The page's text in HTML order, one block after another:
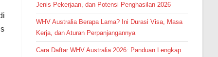
Jenis Pekerjaan, dan Potensi Penghasilan 2026
WHV Australia Berapa Lama? Ini Durasi Visa, Masa
Kerja, dan Aturan Perpanjangannya
Cara Daftar WHV Australia 2026: Panduan Lengkap
Pendaftaran
Khaifa Fitrah Ananti dari Cianjur
melakukan pendaftaran program
Integrated Speaking 3 Bulan 2